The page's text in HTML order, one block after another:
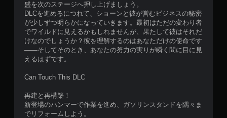
盛を次のステージへ押し上げましょう。
DLCを進めるにつれて、ショーンと彼が営むビジネスの秘密
が少しずつ明らかになっていきます。最初はただの変わり者
でワイルドに見えるかもしれませんが、果たして彼はそれだ
けなのでしょうか？彼を理解するのはあなただけの使命です
——そしてそのとき、あなたの努力の実りが瞬く間に目に見
えるはずです。
Can Touch This DLC
再建と再構築！
新登場のハンマーで作業を進め、ガソリンスタンドを隅々ま
でリフォームしよう。